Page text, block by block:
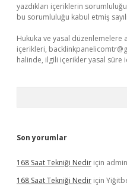
yazdıkları içeriklerin
bu sorumluluğu kabul etmiş
Hukuka ve yasal düzenlemelere
içerikleri,
halinde, ilgili içerikler yasal süre
Son yorumlar
168 Saat Tekniği Nedir için admin
168 Saat Tekniği Nedir için